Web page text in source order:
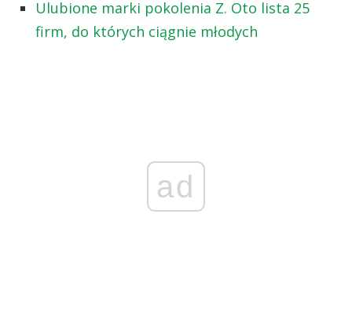
Ulubione marki pokolenia Z. Oto lista 25
firm, do których ciągnie młodych
ad